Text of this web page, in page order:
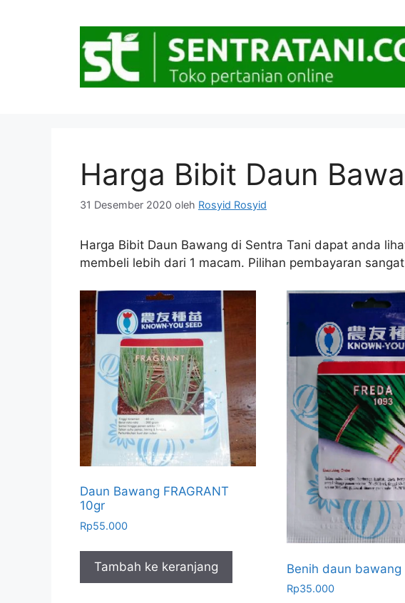
Harga Bibit Daun
31 Desember 2020 oleh Rosyid Rosyid
Harga Bibit Daun Bawang di Sentra Tani dapat anda
membeli lebih dari 1 macam. Pilihan pembayaran
Daun Bawang FRAGRANT
10gr
Rp55.000
Tambah ke keranjang Benih daun
Rp35.000